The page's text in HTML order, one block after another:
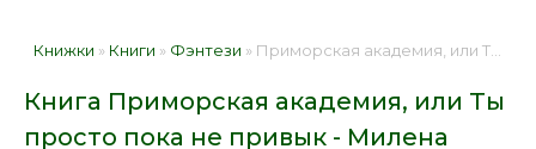
Книжки » Книги » Фэнтези » Приморская академия, или Ты просто пока не привык - Милена Завойчинская 📕 - Книга онлайн бесплатно
Книга Приморская академия, или Ты
просто пока не привык - Милена